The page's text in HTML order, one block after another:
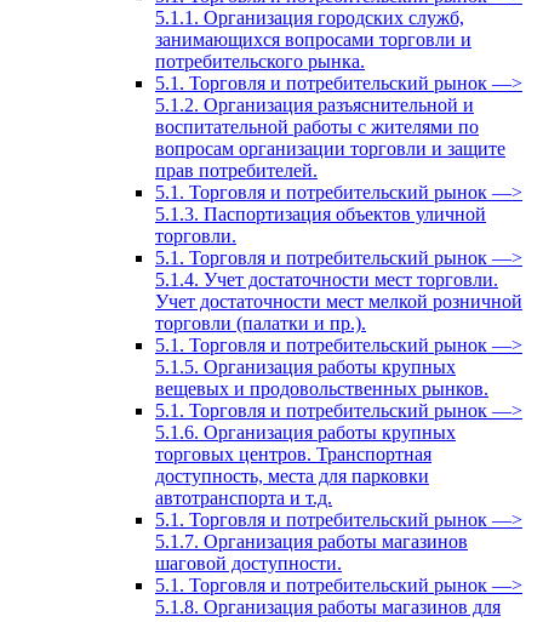
5.1.1. Организация городских служб,
занимающихся вопросами торговли и
потребительского рынка.
5.1. Торговля и потребительский рынок —>
5.1.2. Организация разъяснительной и
воспитательной работы с жителями по
вопросам организации торговли и защите
прав потребителей.
5.1. Торговля и потребительский рынок —>
5.1.3. Паспортизация объектов уличной
торговли.
5.1. Торговля и потребительский рынок —>
5.1.4. Учет достаточности мест торговли.
Учет достаточности мест мелкой розничной
торговли (палатки и пр.).
5.1. Торговля и потребительский рынок —>
5.1.5. Организация работы крупных
вещевых и продовольственных рынков.
5.1. Торговля и потребительский рынок —>
5.1.6. Организация работы крупных
торговых центров. Транспортная
доступность, места для парковки
автотранспорта и т.д.
5.1. Торговля и потребительский рынок —>
5.1.7. Организация работы магазинов
шаговой доступности.
5.1. Торговля и потребительский рынок —>
5.1.8. Организация работы магазинов для